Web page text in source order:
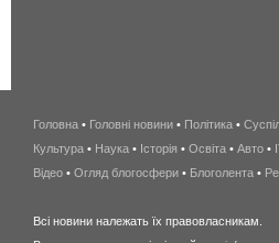
Головна • Головні новини • Політика •
Культура • Наука • Історія • Освіта • Авто •
Відео • Огляд блогосфери • Блоголента •
Всі новини належать їх правовласникам.